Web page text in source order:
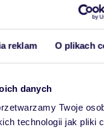
reklam O plikach
danych
Twoje
technologii jak pliki
48,54
339